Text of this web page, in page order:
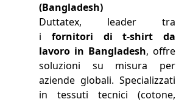
(Bangladesh)
Duttatex, leader tra
i fornitori di t-shirt da
lavoro in Bangladesh, offre
soluzioni su misura per
aziende globali. Specializzati
in tessuti tecnici (cotone,